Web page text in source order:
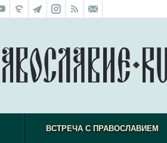
ВСТРЕЧА С ПРАВОСЛАВИЕМ